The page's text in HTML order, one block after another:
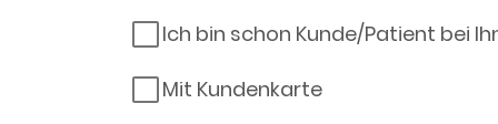
Ich bin schon Kunde/Patient bei
Mit Kundenkarte